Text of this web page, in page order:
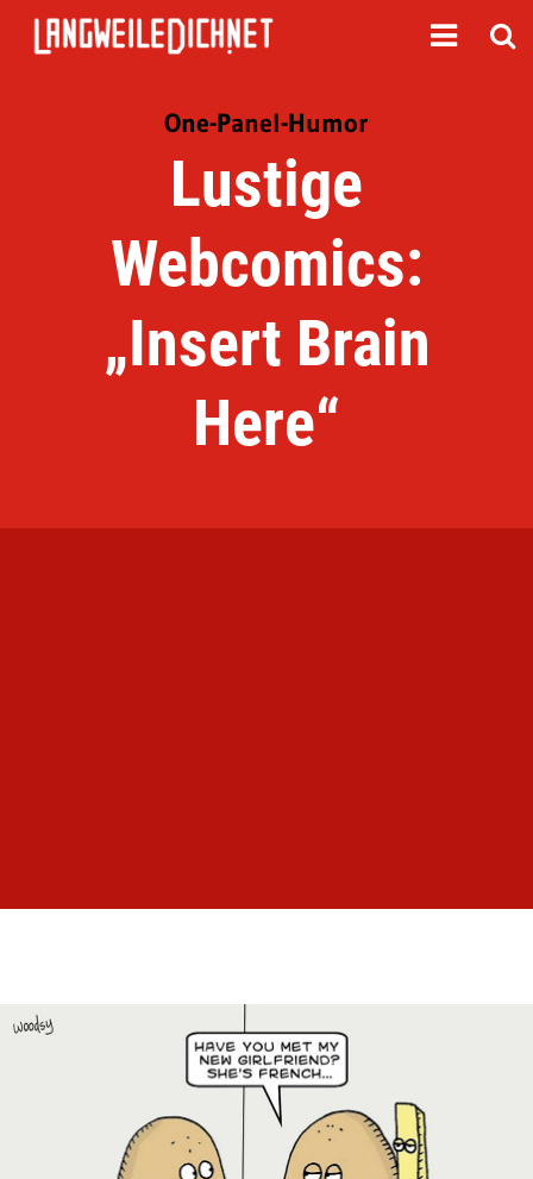
One-Panel-Humor
Lustige
Webcomics:
„Insert Brain
Here“